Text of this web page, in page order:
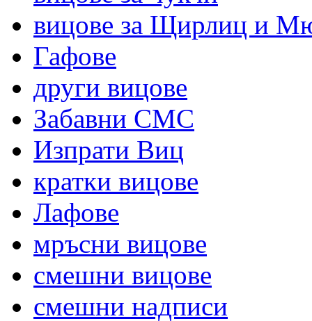
вицове за Щирлиц и
Гафове
други вицове
Забавни СМС
Изпрати Виц
кратки вицове
Лафове
мръсни вицове
смешни вицове
смешни надписи